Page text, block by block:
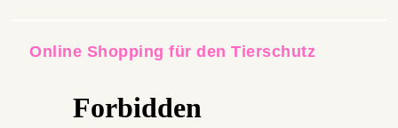
Online Shopping für den Tierschutz